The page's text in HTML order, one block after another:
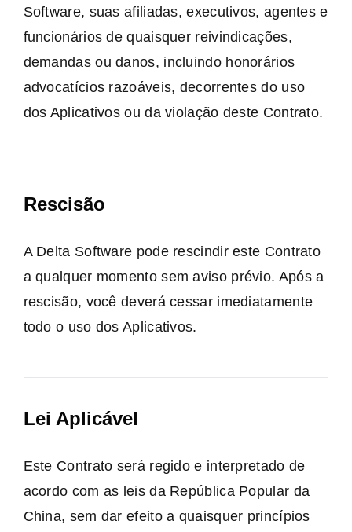
Software, suas afiliadas, executivos, agentes e
funcionários de quaisquer reivindicações,
demandas ou danos, incluindo honorários
advocatícios razoáveis, decorrentes do uso
dos Aplicativos ou da violação deste Contrato.
Rescisão
A Delta Software pode rescindir este Contrato
a qualquer momento sem aviso prévio. Após a
rescisão, você deverá cessar imediatamente
todo o uso dos Aplicativos.
Lei Aplicável
Este Contrato será regido e interpretado de
acordo com as leis da República Popular da
China, sem dar efeito a quaisquer princípios